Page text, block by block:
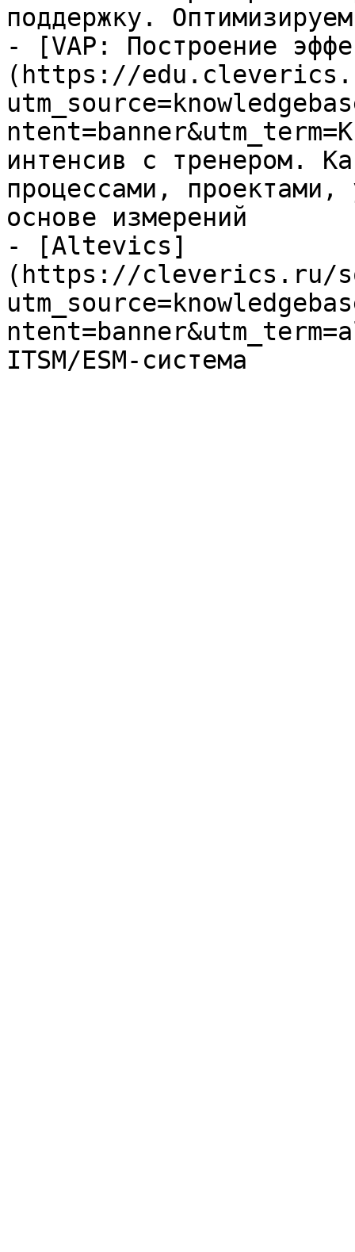
поддержку.
- [VAP: Построение
(https://
интенсив с тренером.
процессами, проектами,
основе измерений
- [Altevics]
(https://cleverics.ru/
ITSM/ESM-система